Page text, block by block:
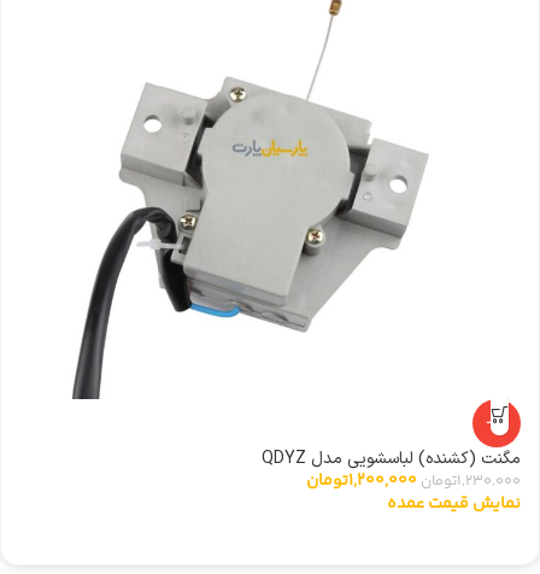
-2%
مگنت (کشنده) لباسشویی مدل QDYZ
1,230,000تومان 1,200,000تومان
نمایش قیمت عمده